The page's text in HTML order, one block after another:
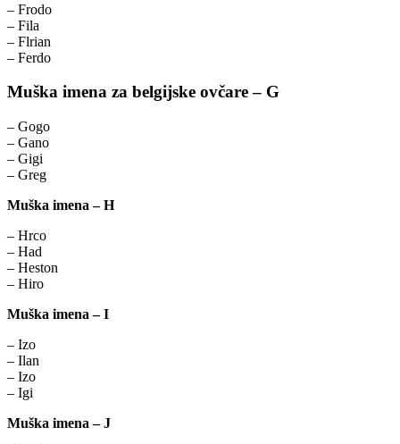
– Frodo
– Fila
– Flrian
– Ferdo
Muška imena za belgijske ovčare – G
– Gogo
– Gano
– Gigi
– Greg
Muška imena – H
– Hrco
– Had
– Heston
– Hiro
Muška imena – I
– Izo
– Ilan
– Izo
– Igi
Muška imena – J